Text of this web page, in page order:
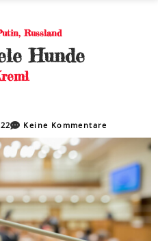
, Russland
Hunde
Keine Kommentare